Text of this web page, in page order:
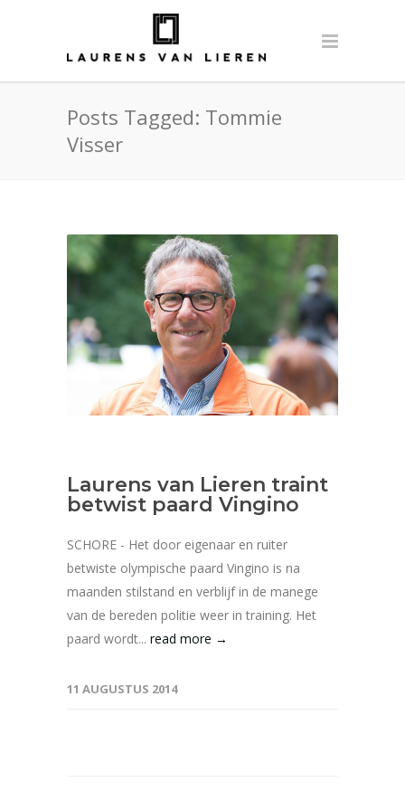
Posts Tagged: Tommie
Visser
Laurens van Lieren traint
betwist paard Vingino
SCHORE - Het door eigenaar en ruiter
betwiste olympische paard Vingino is na
maanden stilstand en verblijf in de manege
van de bereden politie weer in training. Het
paard wordt... read more →
11 AUGUSTUS 2014